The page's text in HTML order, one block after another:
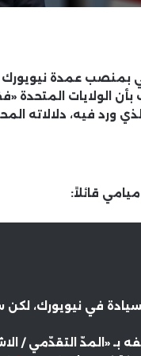
بمنصب عمدة
بأن الولايات
ورد فيه، دلالاته
قائلاً:
في نيويورك، لكن
بـ «المدّ التقدّمي /